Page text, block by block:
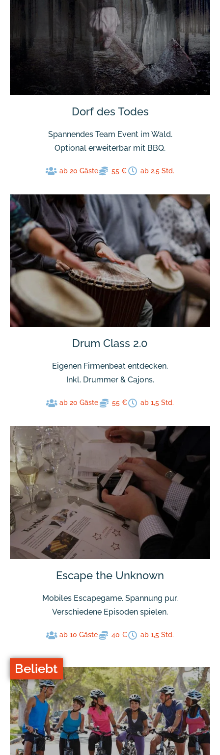
Dorf des Todes
Spannendes Team Event im Wald.
Optional erweiterbar mit BBQ.
ab 20 Gäste 55 € ab 2,5 Std.
Drum Class 2.0
Eigenen Firmenbeat entdecken.
Inkl. Drummer & Cajons.
ab 20 Gäste 55 € ab 1,5 Std.
Escape the Unknown
Mobiles Escapegame. Spannung pur.
Verschiedene Episoden spielen.
ab 10 Gäste 40 € ab 1,5 Std.
Beliebt